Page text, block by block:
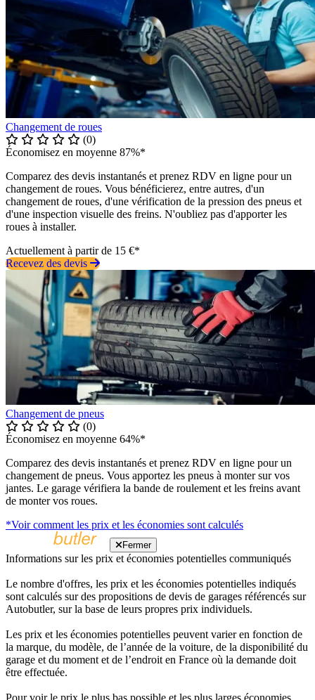
Changement de roues
(0)
Économisez en moyenne 87%*
Comparez des devis instantanés et prenez RDV en ligne pour un
changement de roues. Vous bénéficierez, entre autres, d'un
changement de roues, d'une vérification de la pression des pneus et
d'une inspection visuelle des freins. N'oubliez pas d'apporter les
roues à installer.
Actuellement à partir de 15 €*
Recevez des devis
Changement de pneus
(0)
Économisez en moyenne 64%*
Comparez des devis instantanés et prenez RDV en ligne pour un
changement de pneus. Vous apportez les pneus à monter sur vos
jantes. Le garage vérifiera la bande de roulement et les freins avant
de monter vos roues.
*Voir comment les prix et les économies sont calculés
Fermer
Informations sur les prix et économies potentielles communiqués
Le nombre d'offres, les prix et les économies potentielles indiqués
sont calculés sur des propositions de devis de garages référencés sur
Autobutler, sur la base de leurs propres prix individuels.
Les prix et les économies potentielles peuvent varier en fonction de
la marque, du modèle, de l’année de la voiture, de la disponibilité du
garage et du moment et de l’endroit en France où la demande doit
être effectuée.
Pour voir le prix le plus bas possible et les plus larges économies